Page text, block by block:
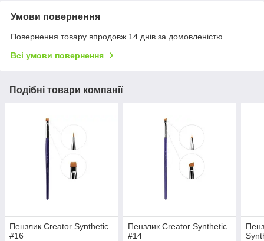
Умови повернення
Повернення товару впродовж 14 днів за домовленістю
Всі умови повернення
Подібні товари компанії
Пензлик Creator Synthetic
#16
Пензлик Creator Synthetic
#14